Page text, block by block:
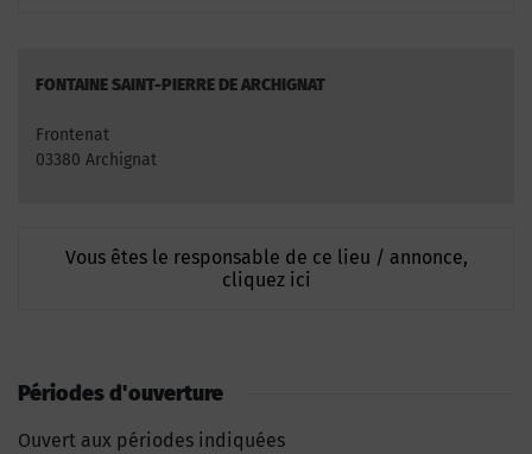
FONTAINE SAINT-PIERRE DE ARCHIGNAT
Frontenat
03380 Archignat
Vous êtes le responsable de ce lieu / annonce,
cliquez ici
Périodes d'ouverture
Ouvert aux périodes indiquées